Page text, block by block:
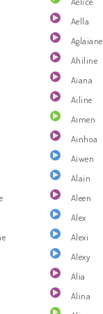
Aella
Aglaiane
Ahiline
Aïana
Ailine
Aïmen
Ainhoa
Aïwen
Alain
Aleen
Alex
Alexi
Alexy
Alia
Alina